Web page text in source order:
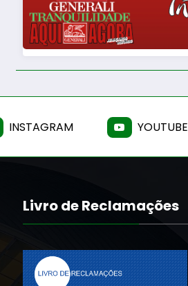
INSTAGRAM YOUTUBE
Livro de Reclamações